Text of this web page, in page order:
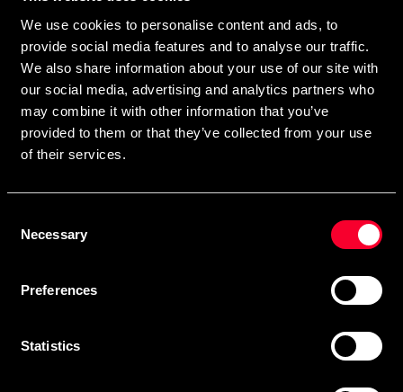
We use cookies to personalise content and ads, to
provide social media features and to analyse our traffic.
We also share information about your use of our site with
our social media, advertising and analytics partners who
may combine it with other information that you’ve
provided to them or that they’ve collected from your use
of their services.
Selection
Necessary
Preferences
Statistics
Ved at tilmelde dig vores nyhedsbrev accepterer du vores
privatlivspolitik
Kontakt os
Staffanstorpsvägen 115
MVA-nummer: SE556053342301